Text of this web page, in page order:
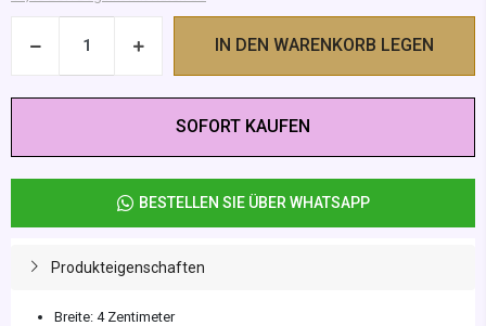
IN DEN WARENKORB LEGEN
SOFORT KAUFEN
BESTELLEN SIE ÜBER WHATSAPP
Produkteigenschaften
Breite: 4 Zentimeter